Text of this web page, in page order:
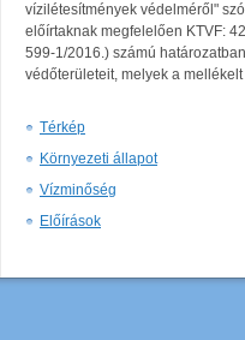
vízilétesítmények védelméről"
előírtaknak megfelelően KTVF:
599-1/2016.) számú
védőterületeit, melyek a
Térkép
Környezeti állapot
Vízminőség
Előírások